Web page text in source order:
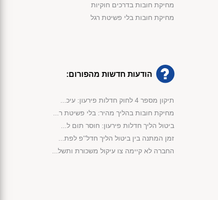
מחיקת חובות בדרכים חוקיות
מחיקת חובות בלי פשיטת רגל
הודעות חדשות מהפורום:
תיקון מספר 4 לחוק חדלות פירעון: עיכ...
מחיקת חובות בהליך מהיר: בלי פשיטת ר...
ביטול הליך חדלות פירעון: חוסר תום ל...
זמן המתנה בין ביטול הליך חדל''פ לפת...
החברה לא קיימה צו עיקול משכורת ותשל...